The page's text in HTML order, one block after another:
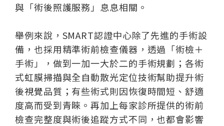
與「術後照護服務」息息相關。
舉例來說，SMART認證中心除了先進的手術設
備，也採用精準術前檢查儀器，透過「術檢＋
手術」，做到一加一大於二的手術規劃；各術
式虹膜掃描與全自動散光定位技術幫助提升術
後視覺品質；有些術式則因恢復時間短、舒適
度高而受到青睞。再加上每家診所提供的術前
檢查完整度與術後追蹤方式不同，也都會影響